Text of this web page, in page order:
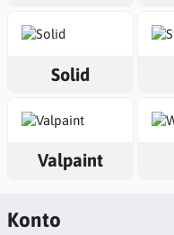
Solid
Valpaint
Konto